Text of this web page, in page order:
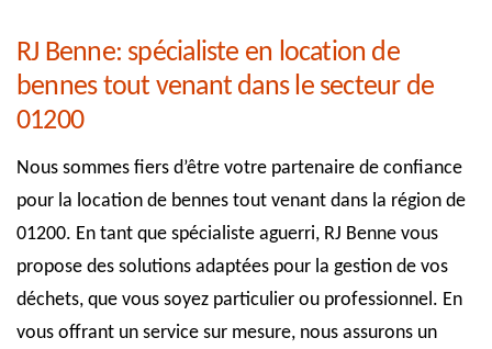
RJ Benne: spécialiste en location de
bennes tout venant dans le secteur de
01200
Nous sommes fiers d’être votre partenaire de confiance
pour la location de bennes tout venant dans la région de
01200. En tant que spécialiste aguerri, RJ Benne vous
propose des solutions adaptées pour la gestion de vos
déchets, que vous soyez particulier ou professionnel. En
vous offrant un service sur mesure, nous assurons un